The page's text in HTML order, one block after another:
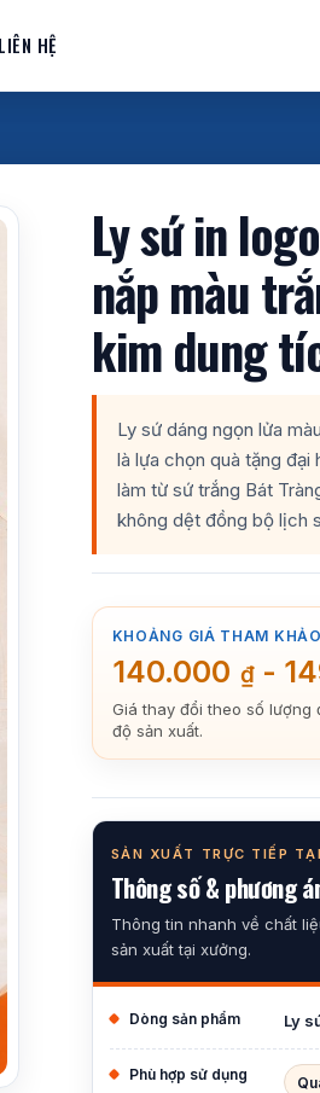
LIÊN HỆ
Ly sứ in
nắp màu
kim dung
Ly sứ dáng ngọn lửa
là lựa chọn quà tặng đại
làm từ sứ trắng Bát
không dệt đồng bộ lịch
KHOẢNG GIÁ THAM KHẢO
140.000 ₫-
Giá thay đổi theo số lượng
độ sản xuất.
SẢN XUẤT TRỰC TIẾP
Thông số & phương
Thông tin nhanh về chất
sản xuất tại xưởng.
Dòng sản phẩm Ly
Phù hợp sử dụng